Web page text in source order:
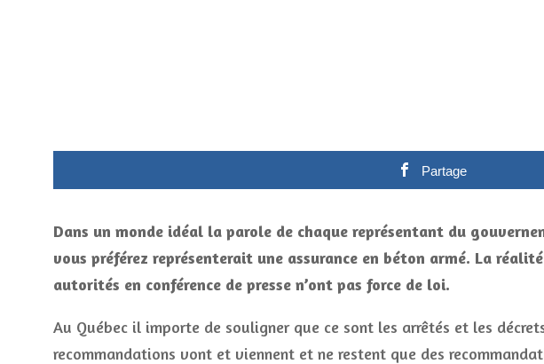
Partage
Dans un monde idéal la parole de chaque représentant du
vous préférez représenterait une assurance en béton armé. La
autorités en conférence de presse n’ont pas force de loi.
Au Québec il importe de souligner que ce sont les arrêtés et les
recommandations vont et viennent et ne restent que des